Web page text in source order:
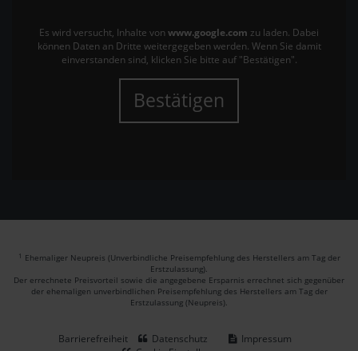
Es wird versucht, Inhalte von www.google.com zu laden. Dabei
können Daten an Dritte weitergegeben werden. Wenn Sie damit
einverstanden sind, klicken Sie bitte auf "Bestätigen".
Bestätigen
1 Ehemaliger Neupreis (Unverbindliche Preisempfehlung des Herstellers am Tag der
Erstzulassung).
Der errechnete Preisvorteil sowie die angegebene Ersparnis errechnet sich gegenüber
der ehemaligen unverbindlichen Preisempfehlung des Herstellers am Tag der
Erstzulassung (Neupreis).
Barrierefreiheit Datenschutz
Impressum